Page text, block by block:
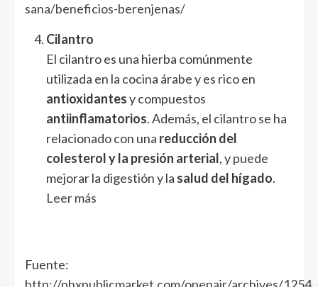
sana/beneficios-berenjenas/
Cilantro
El cilantro es una hierba comúnmente
utilizada en la cocina árabe y es rico en
antioxidantesy compuestos
antiinflamatorios. Además, el cilantro se ha
relacionado con una reducción del
colesterol y la presión arterial, y puede
mejorar la digestión y la salud del hígado.
Leer más
Fuente: